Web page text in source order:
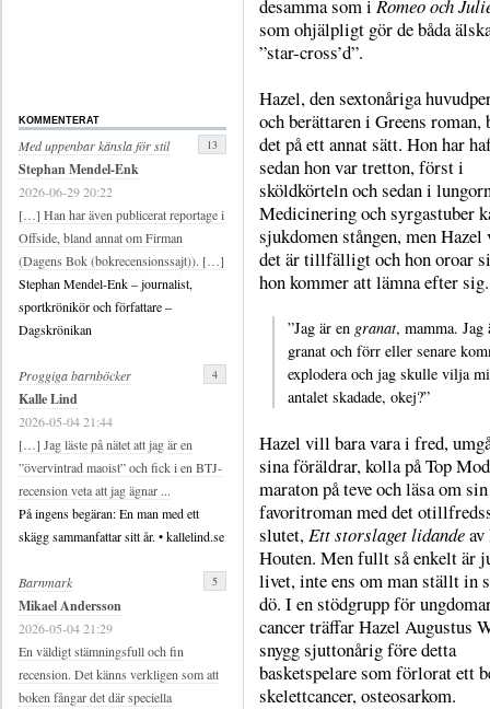
desamma som i Romeo och
som ohjälpligt gör de båda
”star-cross’d”.
Hazel, den sextonåriga
och berättaren i Greens roman,
det på ett annat sätt. Hon har
sedan hon var tretton, först i
sköldkörteln och sedan i
Medicinering och syrgastuber
sjukdomen stången, men Hazel
det är tillfälligt och hon oroar
hon kommer att lämna efter sig.
”Jag är en granat, mamma. Jag
granat och förr eller senare
explodera och jag skulle vilja
antalet skadade, okej?”
Hazel vill bara vara i fred,
sina föräldrar, kolla på Top
maraton på teve och läsa om sin
favoritroman med det
slutet, Ett storslaget lidandeav
Houten. Men fullt så enkelt är
livet, inte ens om man ställt in
dö. I en stödgrupp för
cancer träffar Hazel Augustus
snygg sjuttonårig före detta
basketspelare som förlorat ett
skelettcancer, osteosarkom.
KOMMENTERAT
Med uppenbar känsla för stil
Stephan Mendel-Enk
2026-06-29 20:22
[…] Han har även publicerat reportage i
Offside, bland annat om Firman
(Dagens Bok (bokrecensionssajt)). […]
Stephan Mendel-Enk – journalist,
sportkrönikör och författare –
Dagskrönikan
13
Proggiga barnböcker
Kalle Lind
2026-05-04 21:44
[…] Jag läste på nätet att jag är en
”övervintrad maoist” och fick i en BTJ-
recension veta att jag ägnar ...
På ingens begäran: En man med ett
skägg sammanfattar sitt år. • kallelind.se
4
Barnmark
Mikael Andersson
2026-05-04 21:29
En väldigt stämningsfull och fin
recension. Det känns verkligen som att
boken fångar det där speciella
5